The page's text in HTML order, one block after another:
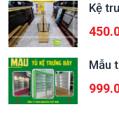
Kệ
Mẫu